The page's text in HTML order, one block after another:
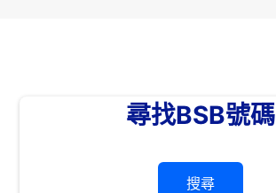
尋找BSB號碼
搜尋